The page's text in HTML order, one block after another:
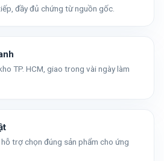
đầy đủ chứng từ nguồn gốc.
TP. HCM, giao trong vài ngày làm
trợ chọn đúng sản phẩm cho ứng